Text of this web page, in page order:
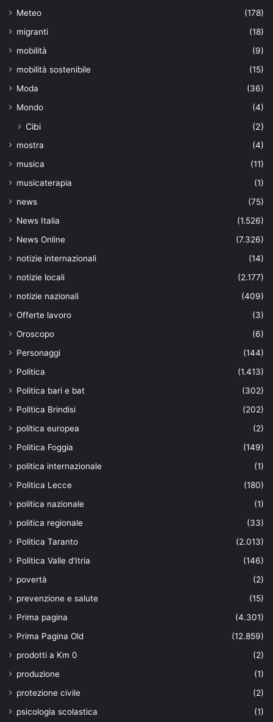
Meteo
(178)
migranti
(18)
mobilità
(9)
mobilità sostenibile
(15)
Moda
(36)
Mondo
(4)
Cibi (2)
mostra
(4)
musica
(11)
musicaterapia
(1)
news
(75)
News Italia
(1.526)
News Online
(7.326)
notizie internazionali
(14)
notizie locali
(2.177)
notizie nazionali
(409)
Offerte lavoro
(3)
Oroscopo
(6)
Personaggi
(144)
Politica
(1.413)
Politica bari e bat
(302)
Politica Brindisi
(202)
politica europea
(2)
Politica Foggia
(149)
politica internazionale
(1)
Politica Lecce
(180)
politica nazionale
(1)
politica regionale
(33)
Politica Taranto
(2.013)
Politica Valle d'Itria
(146)
povertà
(2)
prevenzione e salute
(15)
Prima pagina
(4.301)
Prima Pagina Old
(12.859)
prodotti a Km 0
(2)
produzione
(1)
protezione civile
(2)
psicologia scolastica
(1)